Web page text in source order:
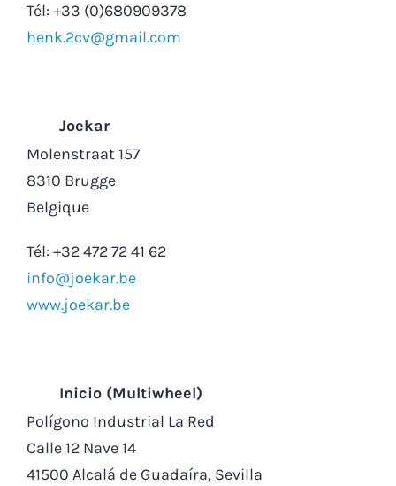
Tél: +33 (0)680909378
henk.2cv@gmail.com
Joekar
Molenstraat 157
8310 Brugge
Belgique
Tél: +32 472 72 41 62
info@joekar.be
www.joekar.be
Inicio (Multiwheel)
Polígono Industrial La Red
Calle 12 Nave 14
41500 Alcalá de Guadaíra, Sevilla